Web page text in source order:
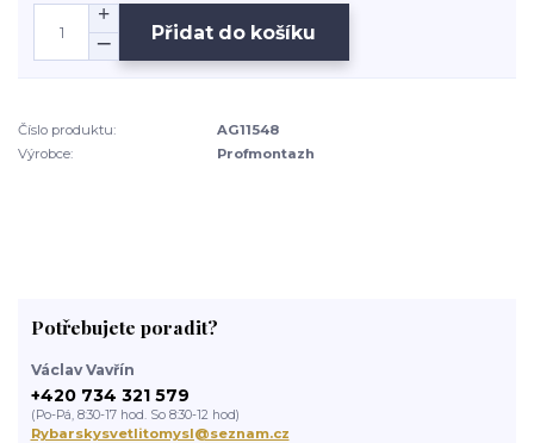
Přidat do košíku
Číslo produktu:
AG11548
Výrobce:
Profmontazh
Potřebujete poradit?
Václav Vavřín
+420 734 321 579
(Po-Pá, 8:30-17 hod. So 8:30-12 hod)
Rybarskysvetlitomysl@seznam.cz